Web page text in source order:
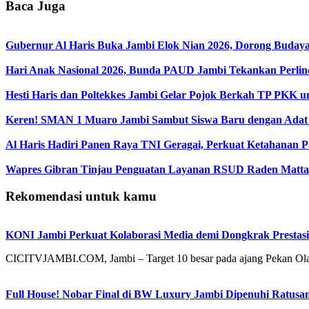
Baca Juga
Gubernur Al Haris Buka Jambi Elok Nian 2026, Dorong
Hari Anak Nasional 2026, Bunda PAUD Jambi Tekankan
Hesti Haris dan Poltekkes Jambi Gelar Pojok Berkah TP PKK
Keren! SMAN 1 Muaro Jambi Sambut Siswa Baru dengan
Al Haris Hadiri Panen Raya TNI Geragai, Perkuat Ketahanan
Wapres Gibran Tinjau Penguatan Layanan RSUD Raden
Rekomendasi untuk kamu
KONI Jambi Perkuat Kolaborasi Media demi Dongkrak
CICITVJAMBI.COM, Jambi – Target 10 besar pada ajang Pekan
Full House! Nobar Final di BW Luxury Jambi Dipenuhi